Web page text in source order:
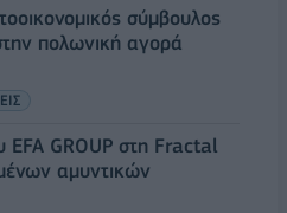
σύμβουλος
πολωνική αγορά
EFA GROUP στη Fractal
αμυντικών